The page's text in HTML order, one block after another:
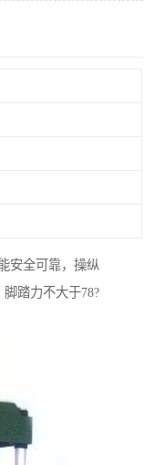
安全可靠，操纵
踏力不大于78?